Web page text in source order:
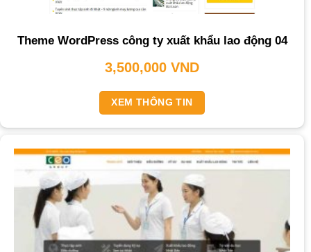
Theme WordPress công ty xuất khẩu lao động 04
3,500,000 VND
XEM THÔNG TIN